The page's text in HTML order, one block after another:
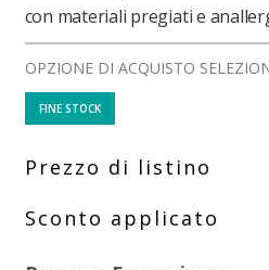
con materiali pregiati e
OPZIONE DI ACQUISTO
FINE STOCK